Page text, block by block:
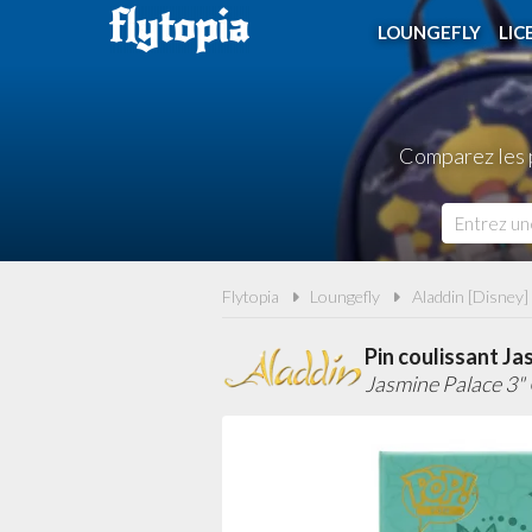
LOUNGEFLY
Comparez
Flytopia Loungefly Aladdin [Disney]
Pin coulissant
Jasmine Palace